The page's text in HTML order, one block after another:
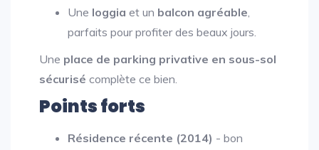
Une loggia et un balcon agréable,
parfaits pour profiter des beaux jours.
Une place de parking privative en sous-sol
sécurisé complète ce bien.
Points forts
Résidence récente (2014) - bon